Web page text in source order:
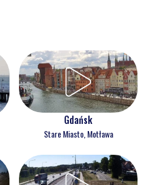
Gdańsk
Stare Miasto, Motława